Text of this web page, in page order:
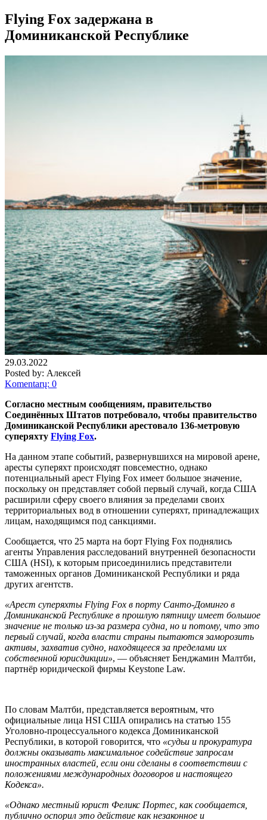
Flying Fox задержана в
Доминиканской Республике
29.03.2022
Posted by: Алексей
Komentarų: 0
Согласно местным сообщениям, правительство
Соединённых Штатов потребовало, чтобы правительство
Доминиканской Республики арестовало 136-метровую
суперяхту Flying Fox.
На данном этапе событий, развернувшихся на мировой арене,
аресты суперяхт происходят повсеместно, однако
потенциальный арест Flying Fox имеет большое значение,
поскольку он представляет собой первый случай, когда США
расширили сферу своего влияния за пределами своих
территориальных вод в отношении суперяхт, принадлежащих
лицам, находящимся под санкциями.
Сообщается, что 25 марта на борт Flying Fox поднялись
агенты Управления расследований внутренней безопасности
США (HSI), к которым присоединились представители
таможенных органов Доминиканской Республики и ряда
других агентств.
«Арест суперяхты Flying Fox в порту Санто-Доминго в
Доминиканской Республике в прошлую пятницу имеет большое
значение не только из-за размера судна, но и потому, что это
первый случай, когда власти страны пытаются заморозить
активы, захватив судно, находящееся за пределами их
собственной юрисдикции», — объясняет Бенджамин Малтби,
партнёр юридической фирмы Keystone Law.
По словам Малтби, представляется вероятным, что
официальные лица HSI США опирались на статью 155
Уголовно-процессуального кодекса Доминиканской
Республики, в которой говорится, что «судьи и прокуратура
должны оказывать максимальное содействие запросам
иностранных властей, если они сделаны в соответствии с
положениями международных договоров и настоящего
Кодекса».
«Однако местный юрист Феликс Портес, как сообщается,
публично оспорил это действие как незаконное и